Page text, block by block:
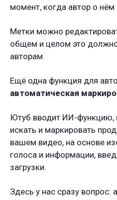
момент, когда автор о нём
Метки можно
общем и целом это
авторам.
Ещё одна функция для
автоматическая
Ютуб вводит ИИ-функцию,
искать и маркировать
вашем видео, на основе
голоса и информации,
загрузки.
Здесь у нас сразу вопрос: